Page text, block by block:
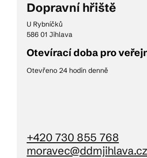
Kam vyrazit
CS EN DE
Dopravní hřiště
U Rybníčků
586 01 Jihlava
Otevírací doba pro
Otevřeno 24 hodin denně
+420 730 855 768
moravec@ddmjihlava.cz